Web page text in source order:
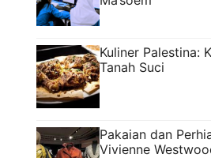
Kuliner Palestina:
Tanah Suci
Pakaian dan
Vivienne